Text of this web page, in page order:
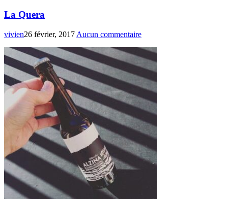
La Quera
vivien26 février, 2017 Aucun commentaire